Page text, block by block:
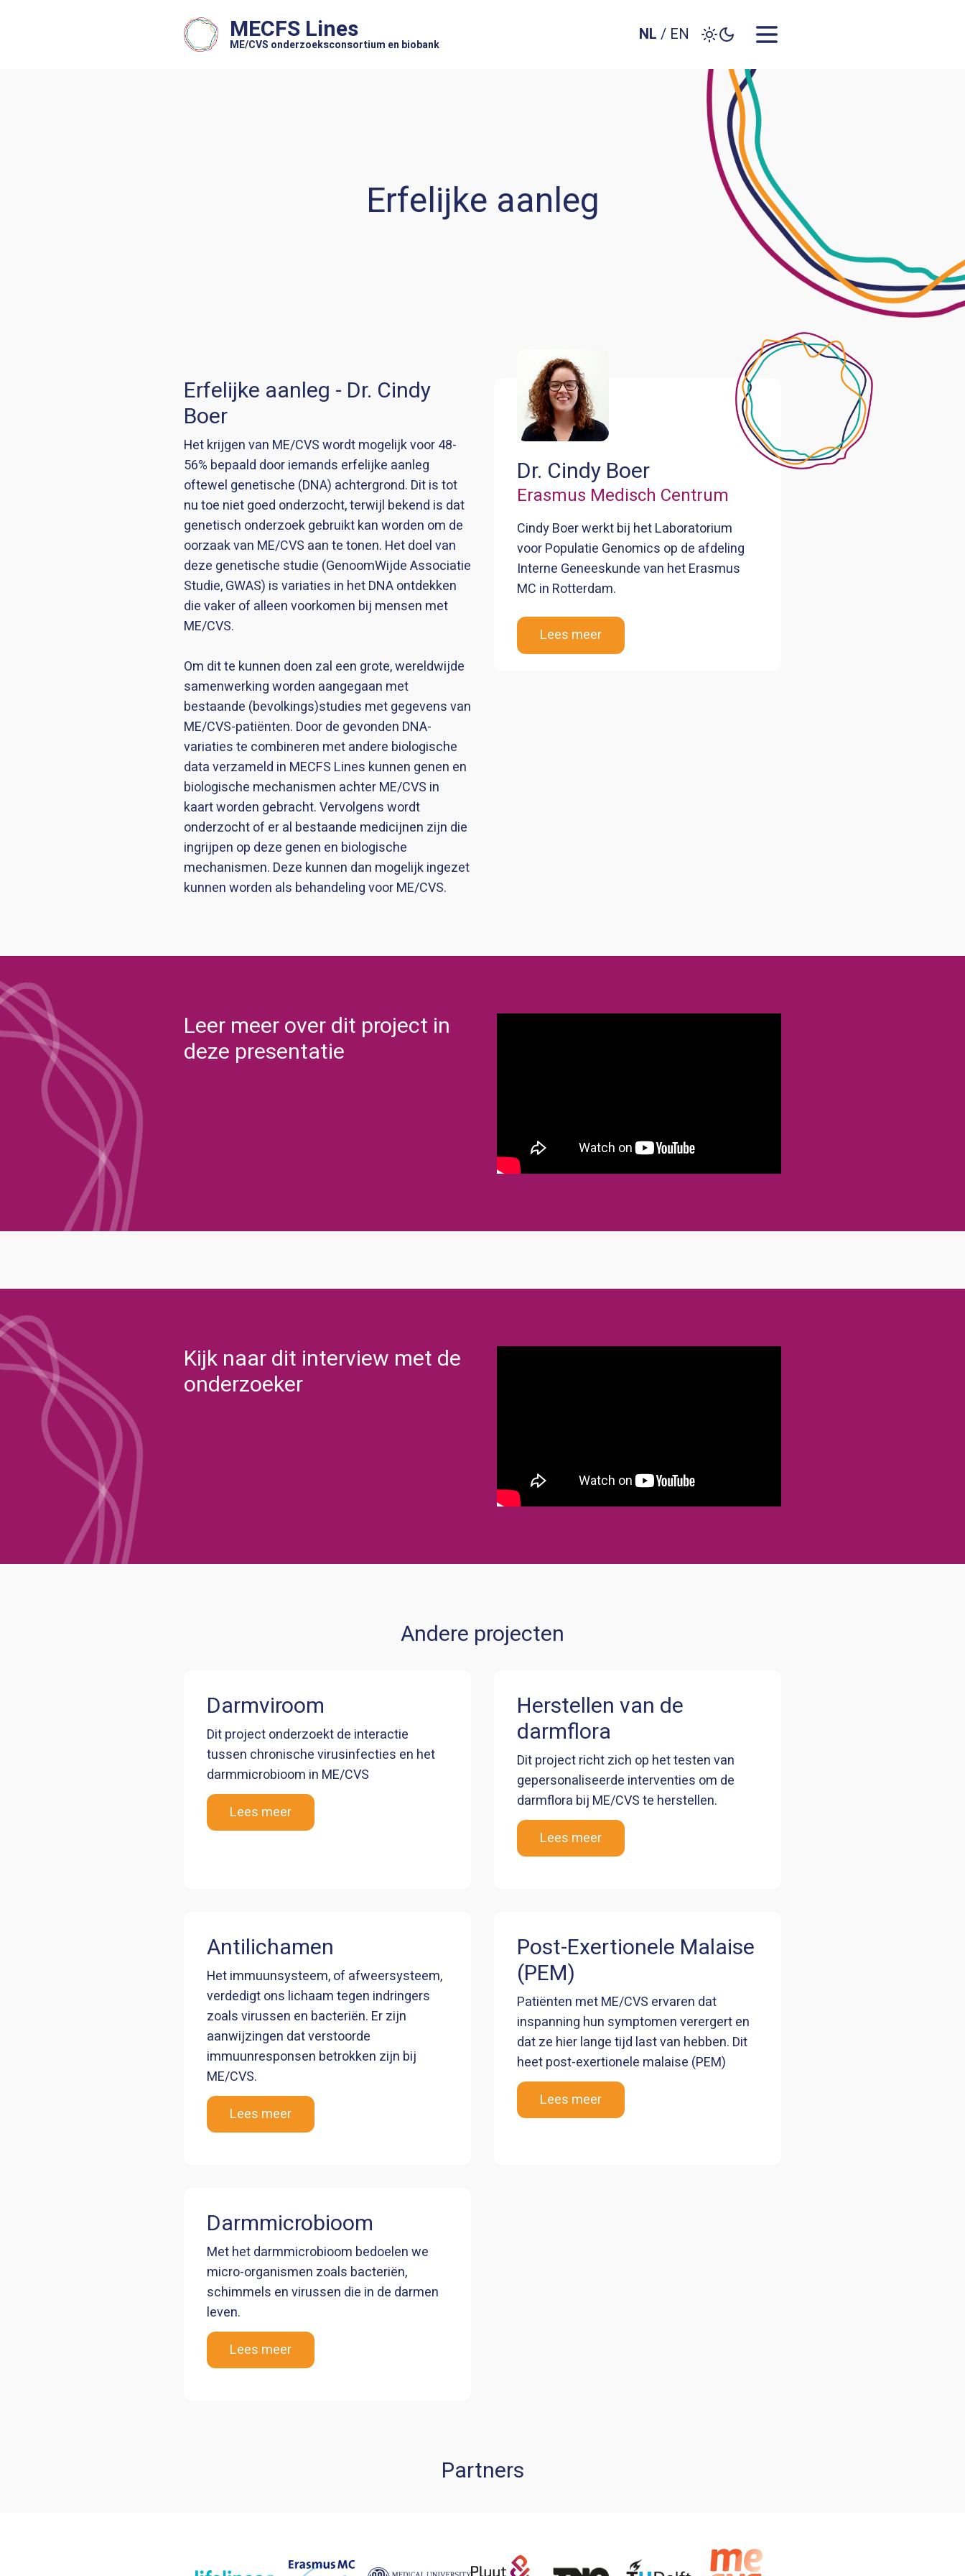
MECFS Lines
ME/CVS onderzoeksconsortium en biobank
NL / EN
Erfelijke aanleg
Erfelijke aanleg - Dr. Cindy
Boer
Het krijgen van ME/CVS wordt mogelijk voor 48-
56% bepaald door iemands erfelijke aanleg
oftewel genetische (DNA) achtergrond. Dit is tot
nu toe niet goed onderzocht, terwijl bekend is dat
genetisch onderzoek gebruikt kan worden om de
oorzaak van ME/CVS aan te tonen. Het doel van
deze genetische studie (GenoomWijde Associatie
Studie, GWAS) is variaties in het DNA ontdekken
die vaker of alleen voorkomen bij mensen met
ME/CVS.
Om dit te kunnen doen zal een grote, wereldwijde
samenwerking worden aangegaan met
bestaande (bevolkings)studies met gegevens van
ME/CVS-patiënten. Door de gevonden DNA-
variaties te combineren met andere biologische
data verzameld in MECFS Lines kunnen genen en
biologische mechanismen achter ME/CVS in
kaart worden gebracht. Vervolgens wordt
onderzocht of er al bestaande medicijnen zijn die
ingrijpen op deze genen en biologische
mechanismen. Deze kunnen dan mogelijk ingezet
kunnen worden als behandeling voor ME/CVS.
Dr. Cindy Boer
Erasmus Medisch Centrum
Cindy Boer werkt bij het Laboratorium
voor Populatie Genomics op de afdeling
Interne Geneeskunde van het Erasmus
MC in Rotterdam.
Lees meer
Leer meer over dit project in
deze presentatie
Kijk naar dit interview met de
onderzoeker
Andere projecten
Darmviroom
Dit project onderzoekt de interactie
tussen chronische virusinfecties en het
darmmicrobioom in ME/CVS
Lees meer
Herstellen van de
darmflora
Dit project richt zich op het testen van
gepersonaliseerde interventies om de
darmflora bij ME/CVS te herstellen.
Lees meer
Antilichamen
Het immuunsysteem, of afweersysteem,
verdedigt ons lichaam tegen indringers
zoals virussen en bacteriën. Er zijn
aanwijzingen dat verstoorde
immuunresponsen betrokken zijn bij
ME/CVS.
Lees meer
Post-Exertionele Malaise
(PEM)
Patiënten met ME/CVS ervaren dat
inspanning hun symptomen verergert en
dat ze hier lange tijd last van hebben. Dit
heet post-exertionele malaise (PEM)
Lees meer
Darmmicrobioom
Met het darmmicrobioom bedoelen we
micro-organismen zoals bacteriën,
schimmels en virussen die in de darmen
leven.
Lees meer
Partners